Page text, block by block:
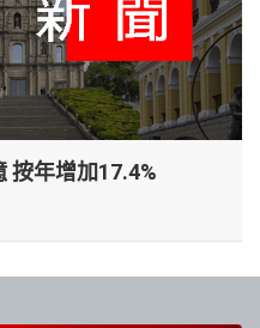
按年增加17.4%